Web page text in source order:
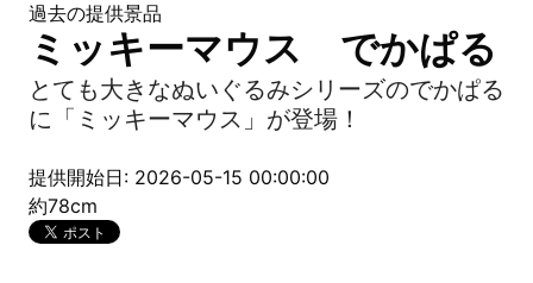
過去の提供景品
ミッキーマウス でかぱる
とても大きなぬいぐるみシリーズのでかぱる
に「ミッキーマウス」が登場！
提供開始日: 2026-05-15 00:00:00
約78cm